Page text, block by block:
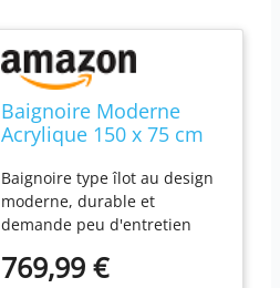
Baignoire Moderne
Acrylique 150 x 75 cm
Ovale Système de Trop-
Plein Blanche Havana
Baignoire type îlot au design
moderne, durable et
demande peu d'entretien
acrylique sanitaire Capacité :
769,99 €